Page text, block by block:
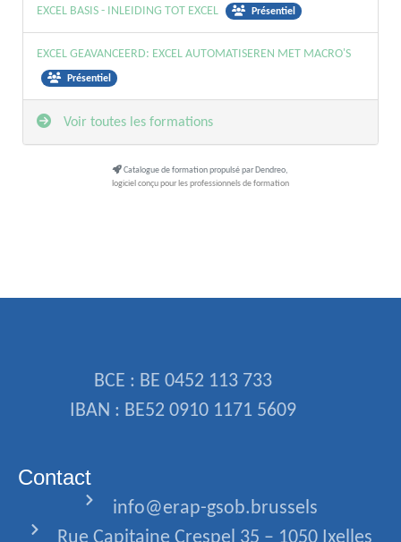
EXCEL BASIS - INLEIDING TOT EXCEL Présentiel
EXCEL GEAVANCEERD: EXCEL AUTOMATISEREN MET MACRO'S
Présentiel
Voir toutes les formations
Catalogue de formation propulsé par Dendreo,
logiciel conçu pour les professionnels de formation
BCE : BE 0452 113 733
IBAN : BE52 0910 1171 5609
Contact
info@erap-gsob.brussels